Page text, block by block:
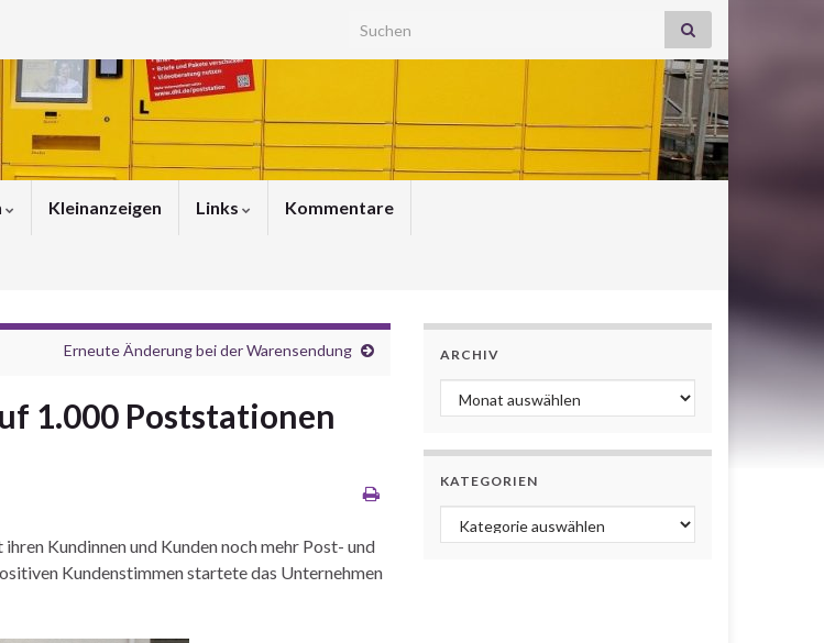
Search for:
Kleinanzeigen Links Kommentare
Erneute Änderung bei der Warensendung
1.000 Poststationen
Kundinnen und Kunden noch mehr Post- und
Kundenstimmen startete das Unternehmen
ARCHIV
Archiv
KATEGORIEN
Kategorien